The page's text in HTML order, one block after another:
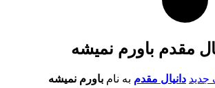
مقدم باورم نمیشه
جدید دانیال مقدم به نام باورم نمیشه